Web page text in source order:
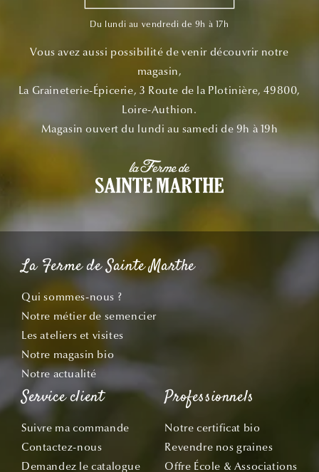
Du lundi au vendredi de 9h à 17h
Vous avez aussi possibilité de venir découvrir notre
magasin,
La Graineterie-Épicerie, 3 Route de la Plotinière, 49800,
Loire-Authion.
Magasin ouvert du lundi au samedi de 9h à 19h
La Ferme de Sainte Marthe
Qui sommes-nous ?
Notre métier de semencier
Les ateliers et visites
Notre magasin bio
Notre actualité
Service client
Suivre ma commande
Contactez-nous
Demandez le catalogue
Professionnels
Notre certificat bio
Revendre nos graines
Offre École & Associations